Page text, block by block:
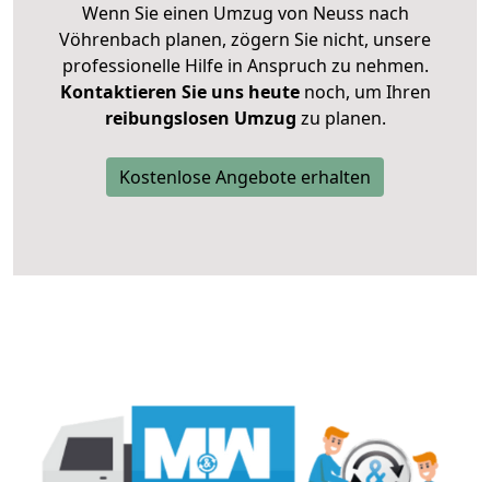
Wenn Sie einen Umzug von Neuss nach
Vöhrenbach planen, zögern Sie nicht, unsere
professionelle Hilfe in Anspruch zu nehmen.
Kontaktieren Sie uns heutenoch, um Ihren
reibungslosen Umzug zu planen.
Kostenlose Angebote erhalten